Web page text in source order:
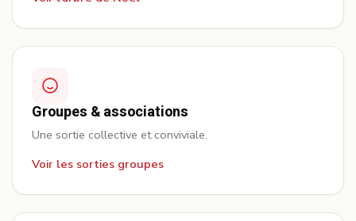
Groupes & associations
Une sortie collective et conviviale.
Voir les sorties groupes